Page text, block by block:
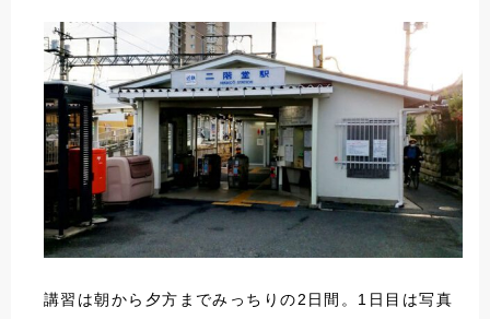
講習は朝から夕方までみっちりの2日間。1日目は写真